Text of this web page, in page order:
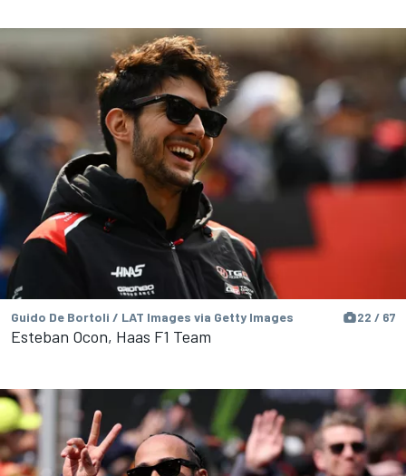
Guido De Bortoli / LAT Images via Getty Images 22 / 67
Esteban Ocon, Haas F1 Team